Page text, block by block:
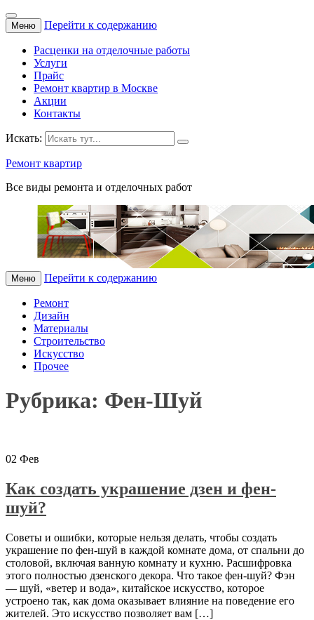
Меню Перейти к содержанию
Расценки на отделочные работы
Услуги
Прайс
Ремонт квартир в Москве
Акции
Контакты
Искать:
Ремонт квартир
Все виды ремонта и отделочных работ
Меню Перейти к содержанию
Ремонт
Дизайн
Материалы
Строительство
Искусство
Прочее
Рубрика: Фен-Шуй
02 Фев
Как создать украшение дзен и фен-
шуй?
Советы и ошибки, которые нельзя делать, чтобы создать
украшение по фен-шуй в каждой комнате дома, от спальни до
столовой, включая ванную комнату и кухню. Расшифровка
этого полностью дзенского декора. Что такое фен-шуй? Фэн
— шуй, «ветер и вода», китайское искусство, которое
устроено так, как дома оказывает влияние на поведение его
жителей. Это искусство позволяет вам […]